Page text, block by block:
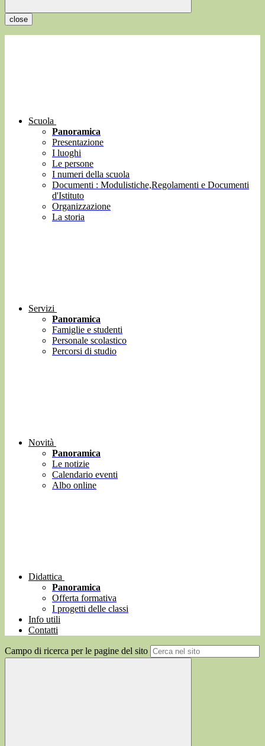
close
Scuola
Panoramica
Presentazione
I luoghi
Le persone
I numeri della scuola
Documenti : Modulistiche,Regolamenti e Documenti
d'Istituto
Organizzazione
La storia
Servizi
Panoramica
Famiglie e studenti
Personale scolastico
Percorsi di studio
Novità
Panoramica
Le notizie
Calendario eventi
Albo online
Didattica
Panoramica
Offerta formativa
I progetti delle classi
Info utili
Contatti
Campo di ricerca per le pagine del sito